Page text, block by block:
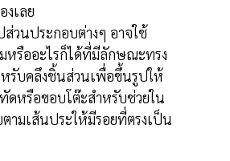
งเลย
ประกอบต่างๆ อาจใช้
หรืออะไรก็ได้ที่มีลักษณะทรง
หรับคลึงชิ้นส่วนเพื่อขึ้นรูปให้
ดหรือขอบโต๊ะสำหรับช่วยใน
ามเส้นประให้มีรอยที่ตรงเป็น